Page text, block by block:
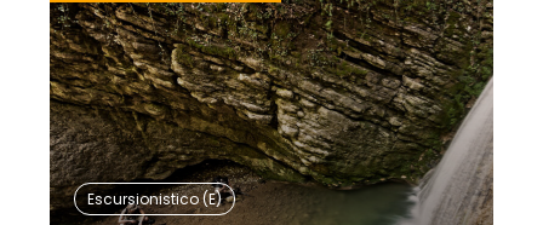
Escursionistico (E)